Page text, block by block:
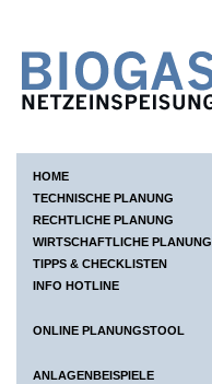
HOME
TECHNISCHE PLANUNG
RECHTLICHE PLANUNG
WIRTSCHAFTLICHE PLANUNG
TIPPS & CHECKLISTEN
INFO HOTLINE
ONLINE PLANUNGSTOOL
ANLAGENBEISPIELE